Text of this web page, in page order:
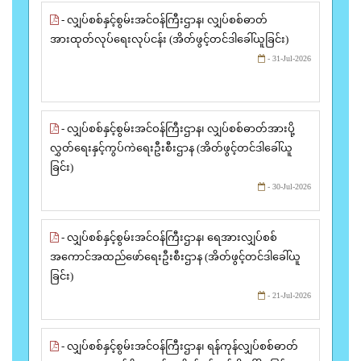
- လျှပ်စစ်နှင့်စွမ်းအင်ဝန်ကြီးဌာန၊ လျှပ်စစ်ဓာတ်
အားထုတ်လုပ်ရေးလုပ်ငန်း (အိတ်ဖွင့်တင်ဒါခေါ်ယူခြင်း)
- 31-Jul-2026
- လျှပ်စစ်နှင့်စွမ်းအင်ဝန်ကြီးဌာန၊ လျှပ်စစ်ဓာတ်အားပို့
လွှတ်ရေးနှင့်ကွပ်ကဲရေးဦးစီးဌာန (အိတ်ဖွင့်တင်ဒါခေါ်ယူ
ခြင်း)
- 30-Jul-2026
- လျှပ်စစ်နှင့်စွမ်းအင်ဝန်ကြီးဌာန၊ ရေအားလျှပ်စစ်
အကောင်အထည်ဖော်ရေးဦးစီးဌာန (အိတ်ဖွင့်တင်ဒါခေါ်ယူ
ခြင်း)
- 21-Jul-2026
- လျှပ်စစ်နှင့်စွမ်းအင်ဝန်ကြီးဌာန၊ ရန်ကုန်လျှပ်စစ်ဓာတ်